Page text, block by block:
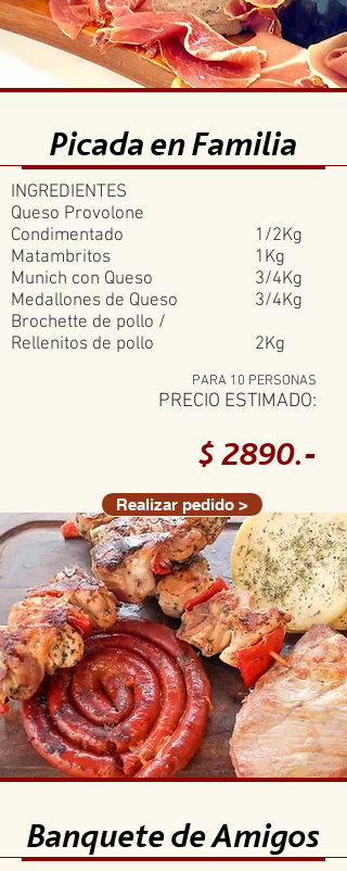
Picada en Familia
INGREDIENTES
Queso Provolone
Condimentado
Matambritos
Munich con Queso
Medallones de Queso
Brochette de pollo /
Rellenitos de pollo
1/2Kg
1Kg
3/4Kg
3/4Kg
2Kg
PARA 10 PERSONAS
PRECIO ESTIMADO:
$ 2890.-
Realizar pedido >
Banquete de Amigos